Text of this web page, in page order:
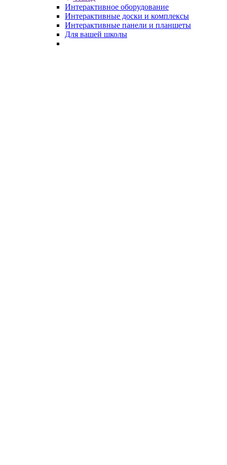
Интерактивное оборудование
Интерактивные доски и комплексы
Интерактивные панели и планшеты
Для вашей школы